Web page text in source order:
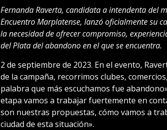
Fernanda Raverta, candidata a intendenta del
Encuentro Marplatense, lanzó oficialmente su
la necesidad de ofrecer compromiso,
del Plata del abandono en el que se encuentra.
2 de septiembre de 2023. En el evento,
de la campaña, recorrimos clubes,
palabra que más escuchamos fue
etapa vamos a trabajar fuertemente en
son nuestras propuestas, cómo vamos a
ciudad de esta situación».